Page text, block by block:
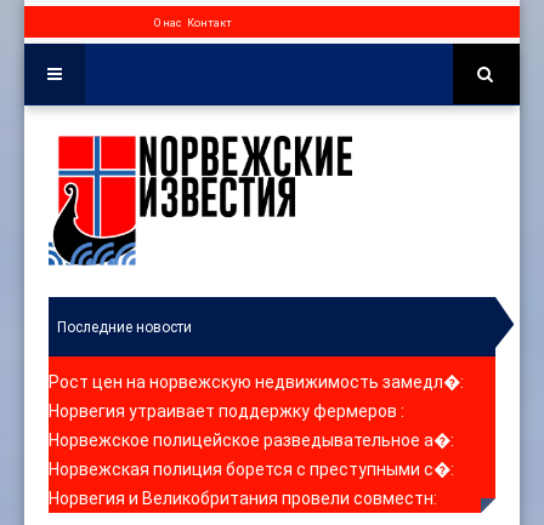
О нас Контакт
Последние новости
Рост цен на норвежскую недвижимость замедл�:
Норвегия утраивает поддержку фермеров :
Норвежское полицейское разведывательное а�:
Норвежская полиция борется с преступными с�:
Норвегия и Великобритания провели совместн: